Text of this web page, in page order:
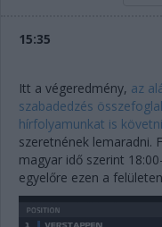
15:35
Itt a végeredmény, az
szabadedzés
hírfolyamunkat is követni
szeretnének lemaradni.
magyar idő szerint
egyelőre ezen a